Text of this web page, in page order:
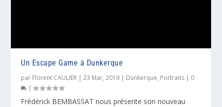
Un Escape Game à Dunkerque
par Florent CAULIER |23 Mar, 2019 | Dunkerque, Portraits | 0
|
Frédérick BEMBASSAT nous présente son nouveau